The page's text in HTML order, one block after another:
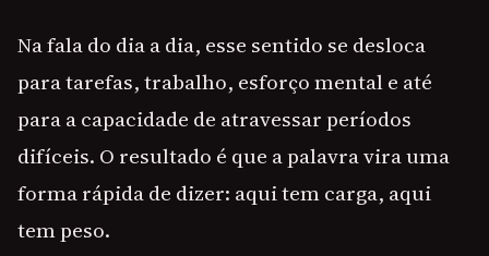
Na fala do dia a dia, esse sentido se desloca
para tarefas, trabalho, esforço mental e até
para a capacidade de atravessar períodos
difíceis. O resultado é que a palavra vira uma
forma rápida de dizer: aqui tem carga, aqui
tem peso.